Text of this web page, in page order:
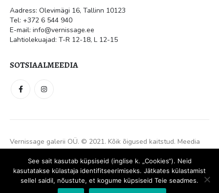
Aadress: Olevimägi 16, Tallinn 10123
Tel: +372 6 544 940
E-mail: info@vernissage.ee
Lahtiolekuajad: T-R 12-18, L 12-15
SOTSIAALMEEDIA
Vernissage galerii OÜ. © 2021. Kõik õigused kaitstud. Meedia
See sait kasutab küpsiseid (inglise k. „Cookies“). Neid
kasutatakse külastaja identifitseerimiseks. Jätkates külastamist
sellel saidil, nõustute, et kogume küpsiseid Teie seadmes.